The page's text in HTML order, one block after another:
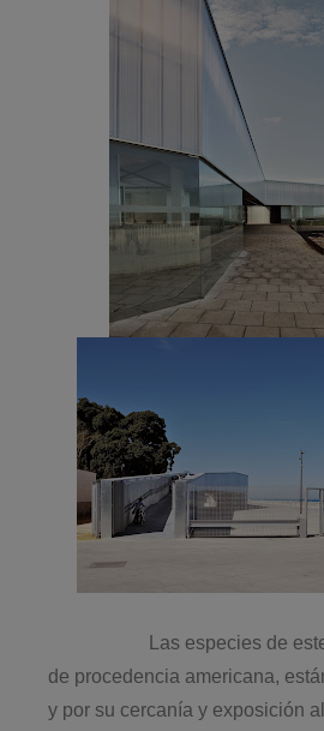
Las especies de este
de procedencia americana,
y por su cercanía y exposición